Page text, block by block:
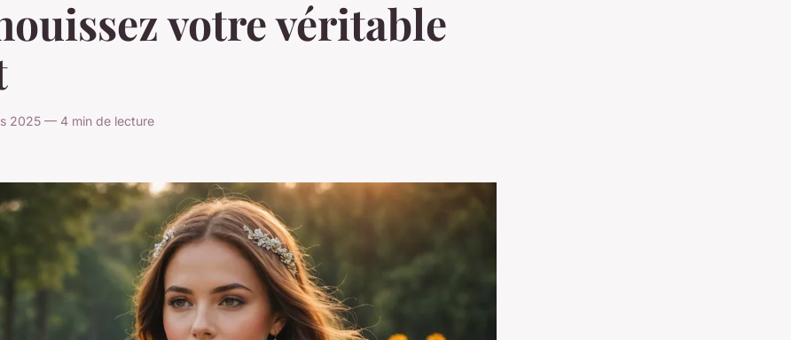
votre véritable
2025 — 4 min de lecture